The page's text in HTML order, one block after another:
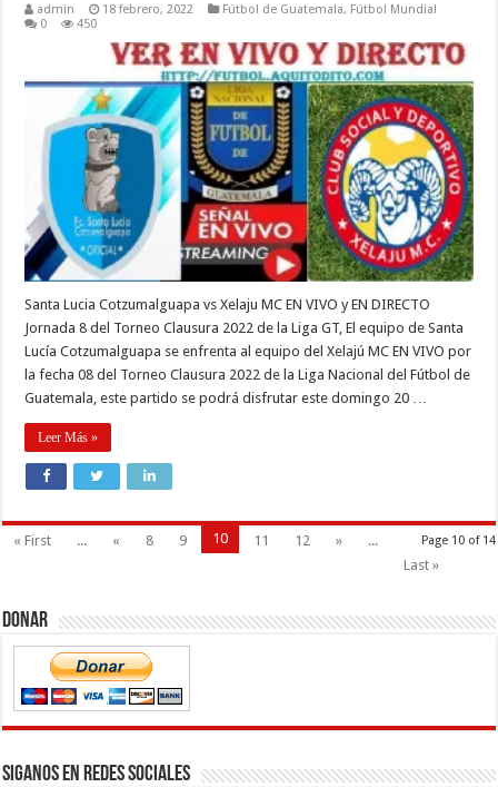
admin 18 febrero, 2022 Fútbol de Guatemala, Fútbol Mundial
0
450
Santa Lucia Cotzumalguapa vs Xelaju MC EN VIVO y EN DIRECTO
Jornada 8 del Torneo Clausura 2022 de la Liga GT, El equipo de Santa
Lucía Cotzumalguapa se enfrenta al equipo del Xelajú MC EN VIVO por
la fecha 08 del Torneo Clausura 2022 de la Liga Nacional del Fútbol de
Guatemala, este partido se podrá disfrutar este domingo 20 …
Leer Más »
Page 10 of 14
« First ... « 8 9 10 11 12 »
...
Last »
Donar
Siganos en Redes Sociales